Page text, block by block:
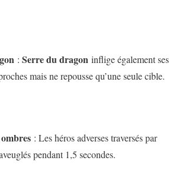
: Serre du dragon inflige également ses
mais ne repousse qu’une seule cible.
: Les héros adverses traversés par
pendant 1,5 secondes.